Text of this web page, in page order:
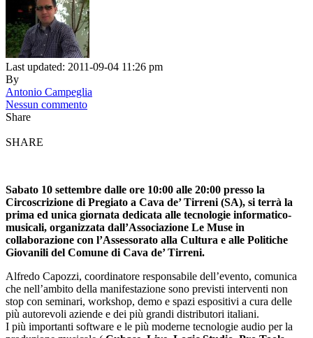
Last updated: 2011-09-04 11:26 pm
By
Antonio Campeglia
Nessun commento
Share
SHARE
Sabato 10 settembre dalle ore 10:00 alle 20:00 presso la
Circoscrizione di Pregiato a Cava de’ Tirreni (SA), si terrà la
prima ed unica giornata dedicata alle tecnologie informatico-
musicali, organizzata dall’Associazione Le Muse in
collaborazione con l’Assessorato alla Cultura e alle Politiche
Giovanili del Comune di Cava de’ Tirreni.
Alfredo Capozzi, coordinatore responsabile dell’evento, comunica
che nell’ambito della manifestazione sono previsti interventi non
stop con seminari, workshop, demo e spazi espositivi a cura delle
più autorevoli aziende e dei più grandi distributori italiani.
I più importanti software e le più moderne tecnologie audio per la